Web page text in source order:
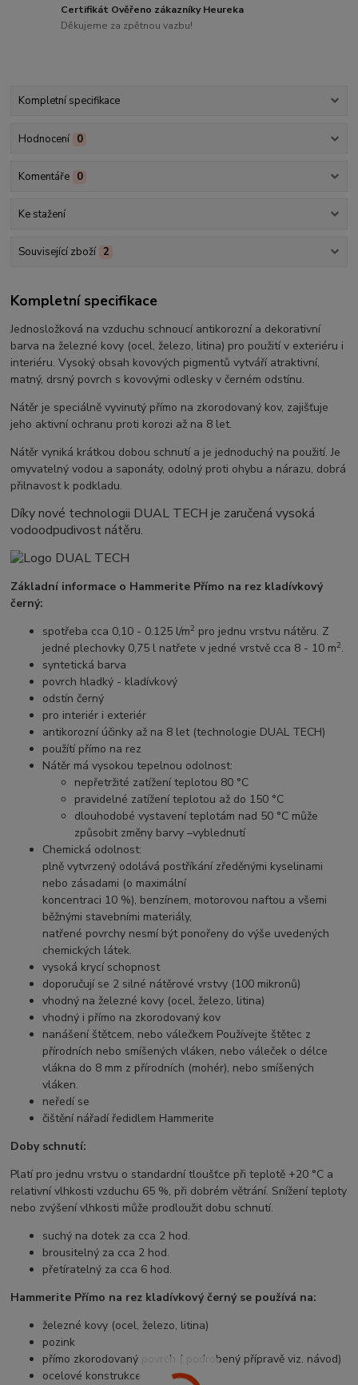
Certifikát Ověřeno zákazníky Heureka
Děkujeme za zpětnou vazbu!
Kompletní specifikace
Hodnocení 0
Komentáře 0
Ke stažení
Související zboží 2
Kompletní specifikace
Jednosložková na vzduchu schnoucí antikorozní a dekorativní
barva na železné kovy (ocel, železo, litina) pro použití v exteriéru i
interiéru. Vysoký obsah kovových pigmentů vytváří atraktivní,
matný, drsný povrch s kovovými odlesky v černém odstínu.
Nátěr je speciálně vyvinutý přímo na zkorodovaný kov, zajišťuje
jeho aktivní ochranu proti korozi až na 8 let.
Nátěr vyniká krátkou dobou schnutí a je jednoduchý na použití. Je
omyvatelný vodou a saponáty, odolný proti ohybu a nárazu, dobrá
přilnavost k podkladu.
Díky nové technologii DUAL TECH je zaručená vysoká
vodoodpudivost nátěru.
Základní informace o Hammerite Přímo na rez kladívkový
černý:
spotřeba cca 0,10 - 0.125 l/m2 pro jednu vrstvu nátěru. Z
jedné plechovky 0,75 l natřete v jedné vrstvě cca 8 - 10 m2.
syntetická barva
povrch hladký - kladívkový
odstín černý
pro interiér i exteriér
antikorozní účinky až na 8 let (technologie DUAL TECH)
použítí přímo na rez
Nátěr má vysokou tepelnou odolnost:
nepřetržité zatížení teplotou 80 °C
pravidelné zatížení teplotou až do 150 °C
dlouhodobé vystavení teplotám nad 50 °C může
způsobit změny barvy –vyblednutí
Chemická odolnost:
plně vytvrzený odolává postříkání zředěnými kyselinami
nebo zásadami (o maximální
koncentraci 10 %), benzínem, motorovou naftou a všemi
běžnými stavebními materiály,
natřené povrchy nesmí být ponořeny do výše uvedených
chemických látek.
vysoká krycí schopnost
doporučují se 2 silné nátěrové vrstvy (100 mikronů)
vhodný na železné kovy (ocel, železo, litina)
vhodný i přímo na zkorodovaný kov
nanášení štětcem, nebo válečkem Používejte štětec z
přírodních nebo smíšených vláken, nebo váleček o délce
vlákna do 8 mm z přírodních (mohér), nebo smíšených
vláken.
neředí se
čištění nářadí ředidlem Hammerite
Doby schnutí:
Platí pro jednu vrstvu o standardní tloušťce při teplotě +20 °C a
relativní vlhkosti vzduchu 65 %, při dobrém větrání. Snížení teploty
nebo zvýšení vlhkosti může prodloužit dobu schnutí.
suchý na dotek za cca 2 hod.
brousitelný za cca 2 hod.
přetíratelný za cca 6 hod.
Hammerite Přímo na rez kladívkový černý se používá na:
železné kovy (ocel, železo, litina)
pozink
přímo zkorodovaný povrch ( podrobený přípravě viz. návod)
ocelové konstrukce